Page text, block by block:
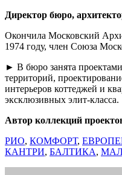
Директор бюро,
Окончила Московский
1974 году, член Союза
► В бюро занята
территорий,
интерьеров коттеджей и
эксклюзивных элит-класса.
Автор коллекций
РИО, КОМФОРТ,
КАНТРИ, БАЛТИКА,